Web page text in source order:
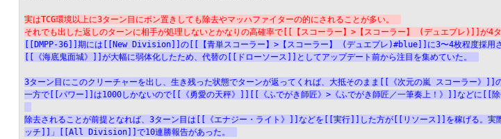
実はTCG環境以上に3ターン目にポン置きしても除去やマッハファイターの的にされることが多い。
それでも出した返しのターンに相手が処理しないとかなりの高確率で[[【スコーラー】>【スコーラー】 (デュエプレ)]]が4
[[DMPP-36]]期には[[New Division]]の[[【青単スコーラー】>【スコーラー】 (デュエプレ)#blue]]に3〜4枚程度採用さ
[[《海底鬼面城》]]が大幅に弱体化したため、代替の[[ドローソース]]としてアップデート前から注目を集めていた。
3ターン目にこのクリーチャーを出し、生き残った状態でターンが返ってくれば、大抵そのまま[[《次元の嵐 スコーラー
一方で[[パワー]]は1000しかないので[[《勇愛の天秤》]][[《ふでがき師匠》>《ふでがき師匠／一筆奏上！》]]などに[[除
除去されることが前提となれば、3ターン目は[[《エナジー・ライト》]]などを[[実行]]した方が[[リソース]]を稼げる。実
ッチ]]」[[All Division]]で10連勝報告があった。